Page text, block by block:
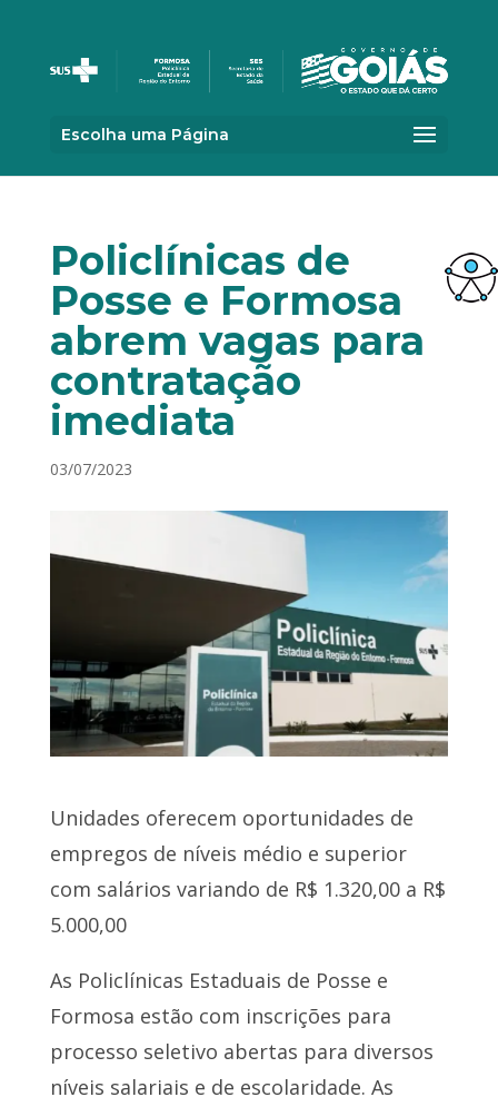
Escolha uma Página
Policlínicas de
Posse e Formosa
abrem vagas para
contratação
imediata
03/07/2023
Unidades oferecem oportunidades de
empregos de níveis médio e superior
com salários variando de R$ 1.320,00 a R$
5.000,00
As Policlínicas Estaduais de Posse e
Formosa estão com inscrições para
processo seletivo abertas para diversos
níveis salariais e de escolaridade. As